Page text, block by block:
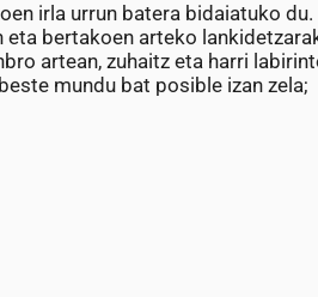
irla urrun batera bidaiatuko du.
eta bertakoen arteko
artean, zuhaitz eta harri
mundu bat posible izan zela;